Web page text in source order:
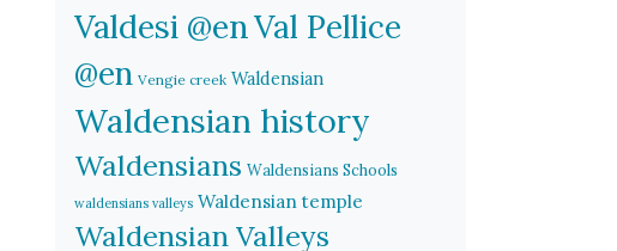
Valdesi @enVal Pellice
@en Vengie creek Waldensian
Waldensian history
Waldensians Waldensians Schools
waldensians valleys Waldensian temple
Waldensian Valleys